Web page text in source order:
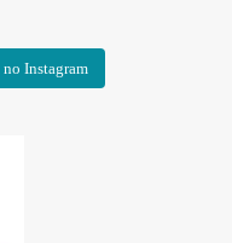
no Instagram